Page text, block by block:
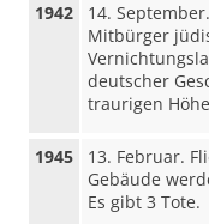
1942
14.
Mitbürger
deutscher
traurigen
1945
13. Februar.
Gebäude
Es gibt 3 Tote.